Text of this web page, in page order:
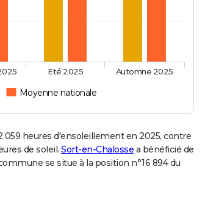
Moyenne nationale
Eté 2025 Automne 2025
heures d'ensoleillement en 2025, contre
de soleil. Sort-en-Chalosse a bénéficié de
se situe à la position n°16 894 du